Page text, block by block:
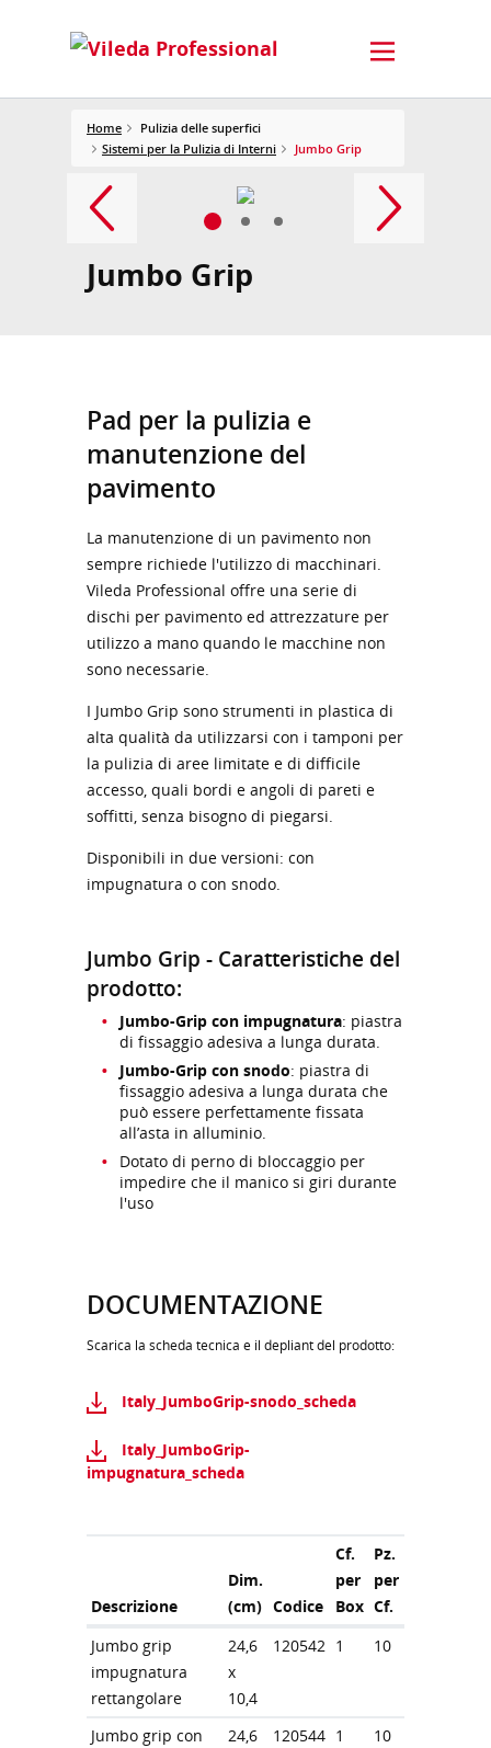
Home
Pulizia delle superfici
Sistemi per la Pulizia di Interni
Jumbo Grip
Jumbo Grip
Pad per la pulizia e
manutenzione del
pavimento
La manutenzione di un pavimento non
sempre richiede l'utilizzo di macchinari.
Vileda Professional offre una serie di
dischi per pavimento ed attrezzature per
utilizzo a mano quando le macchine non
sono necessarie.
I Jumbo Grip sono strumenti in plastica di
alta qualità da utilizzarsi con i tamponi per
la pulizia di aree limitate e di difficile
accesso, quali bordi e angoli di pareti e
soffitti, senza bisogno di piegarsi.
Disponibili in due versioni: con
impugnatura o con snodo.
Jumbo Grip - Caratteristiche del
prodotto:
Jumbo-Grip con impugnatura: piastra
di fissaggio adesiva a lunga durata.
Jumbo-Grip con snodo: piastra di
fissaggio adesiva a lunga durata che
può essere perfettamente fissata
all’asta in alluminio.
Dotato di perno di bloccaggio per
impedire che il manico si giri durante
l'uso
DOCUMENTAZIONE
Scarica la scheda tecnica e il depliant del prodotto:
Italy_JumboGrip-snodo_scheda
Italy_JumboGrip-
impugnatura_scheda
Descrizione
Dim.
(cm) Codice
Cf.
per
Box
Pz.
per
Cf.
Jumbo grip
impugnatura
rettangolare
24,6
x
10,4
120542 1 10
Jumbo grip con
24,6
120544 1 10